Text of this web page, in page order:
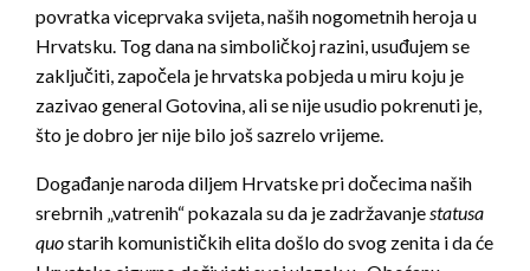
povratka viceprvaka svijeta, naših nogometnih heroja u
Hrvatsku. Tog dana na simboličkoj razini, usuđujem se
zaključiti, započela je hrvatska pobjeda u miru koju je
zazivao general Gotovina, ali se nije usudio pokrenuti je,
što je dobro jer nije bilo još sazrelo vrijeme.
Događanje naroda diljem Hrvatske pri dočecima naših
srebrnih „vatrenih“ pokazala su da je zadržavanjestatusa
quostarih komunističkih elita došlo do svog zenita i da će